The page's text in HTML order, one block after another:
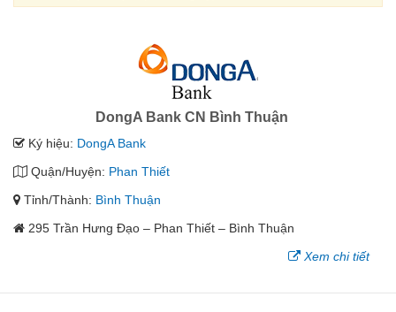
DongA Bank CN Bình Thuận
Ký hiệu: DongA Bank
Quận/Huyện: Phan Thiết
Tỉnh/Thành: Bình Thuận
295 Trần Hưng Đạo – Phan Thiết – Bình Thuận
Xem chi tiết